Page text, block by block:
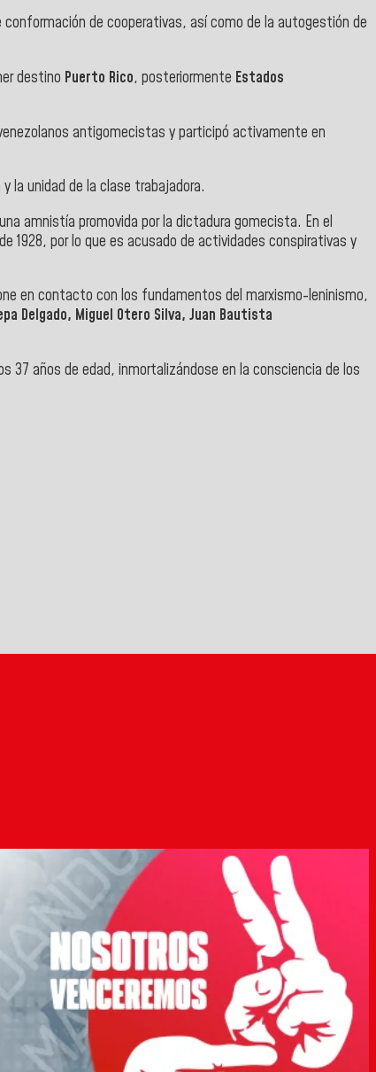
conformación de cooperativas, así como de la autogestión de
destino Puerto Rico, posteriormente Estados
antigomecistas y participó activamente en
la unidad de la clase trabajadora.
amnistía promovida por la dictadura gomecista. En el
de 1928, por lo que es acusado de actividades conspirativas y
en contacto con los fundamentos del marxismo-leninismo,
Delgado, Miguel Otero Silva, Juan Bautista
37 años de edad, inmortalizándose en la consciencia de los